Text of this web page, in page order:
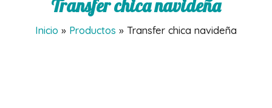
Transfer chica navideña
Inicio Productos Transfer chica navideña